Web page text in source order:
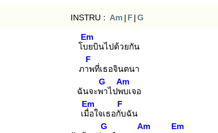
INSTRU : Am | F | G
โบย
Em
บินไปด้วยกัน
ภาพ
F
ที่เธอจินตนา
ฉันจะพา
G
ไปพบ
Am
เจอ
เมื่อ
Em
ใจเธอกับ
F
ฉัน
G
Am
Em